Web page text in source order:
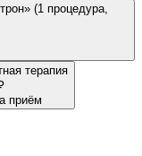
(1 процедура,
терапия
приём